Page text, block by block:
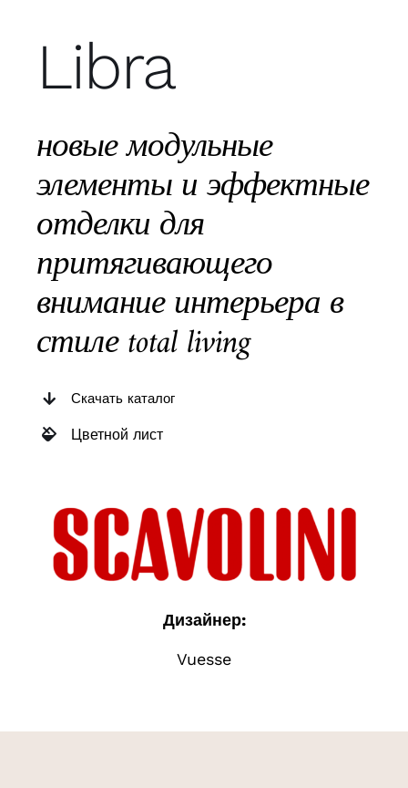
Libra
новые модульные
элементы и эффектные
отделки для
притягивающего
внимание интерьера в
стиле total living
Скачать каталог
Цветной лист
Дизайнер:
Vuesse